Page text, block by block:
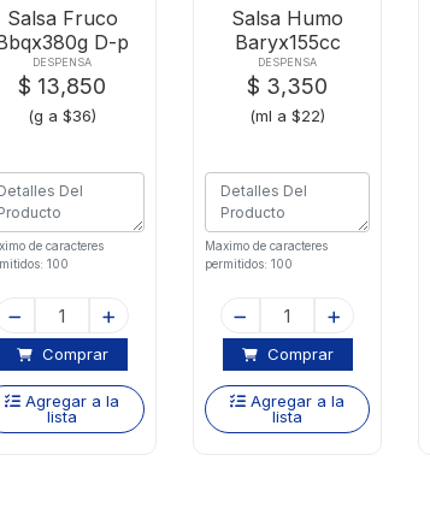
Salsa Fruco
D-p
Artesanal
DESPENSA
$ 13,850
(g a $36)
de caracteres
100
Comprar
Agregar a la
lista
Salsa Humo
Baryx155cc
DESPENSA
$ 3,350
(ml a $22)
Maximo de caracteres
permitidos: 100
Comprar
Agregar a la
lista